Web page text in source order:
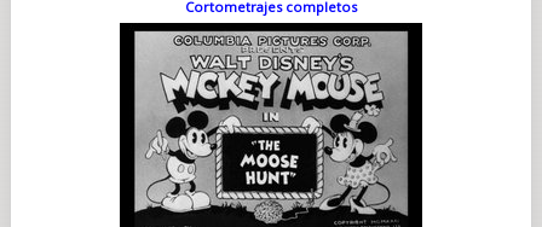
Cortometrajes completos